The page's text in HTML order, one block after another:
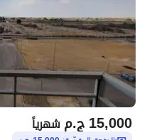
ج.م15,000 شهرياً